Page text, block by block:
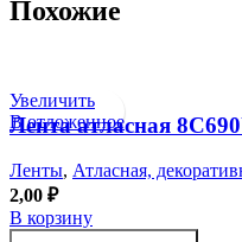
Похожие
Увеличить
В отложенное
Лента атласная
Ленты, Атласная,
2,00 ₽
В корзину